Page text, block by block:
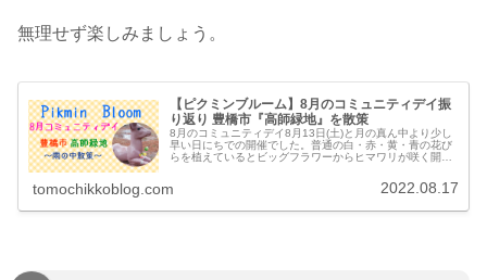
無理せず楽しみましょう。
【ピクミンブルーム】8月のコミュニティデイ振
り返り 豊橋市『高師緑地』を散策
8月のコミュニティデイ8月13日(土)と月の真ん中より少し
早い日にちでの開催でした。普通の白・赤・黄・青の花び
らを植えているとビッグフラワーからヒマワリが咲く開花
tomochikkoblog.com 2022.08.17